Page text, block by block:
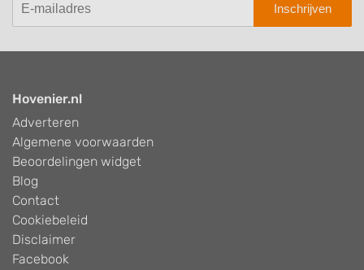
Inschrijven
Hovenier.nl
Adverteren
Algemene voorwaarden
Beoordelingen widget
Blog
Contact
Cookiebeleid
Disclaimer
Facebook